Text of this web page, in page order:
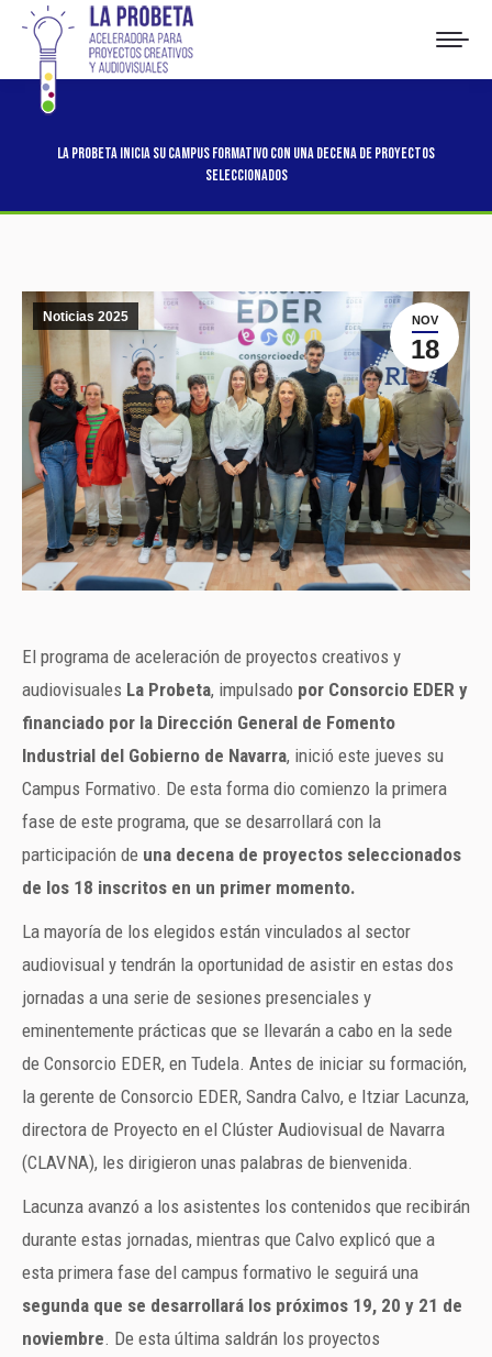
La probeta inicia su Campus Formativo con una decena de proyectos
seleccionados
NOV
18
Noticias 2025
El programa de aceleración de proyectos creativos y
audiovisuales La Probeta, impulsado por Consorcio EDER y
financiado por la Dirección General de Fomento
Industrial del Gobierno de Navarra, inició este jueves su
Campus Formativo. De esta forma dio comienzo la primera
fase de este programa, que se desarrollará con la
participación de una decena de proyectos seleccionados
de los 18 inscritos en un primer momento.
La mayoría de los elegidos están vinculados al sector
audiovisual y tendrán la oportunidad de asistir en estas dos
jornadas a una serie de sesiones presenciales y
eminentemente prácticas que se llevarán a cabo en la sede
de Consorcio EDER, en Tudela. Antes de iniciar su formación,
la gerente de Consorcio EDER, Sandra Calvo, e Itziar Lacunza,
directora de Proyecto en el Clúster Audiovisual de Navarra
(CLAVNA), les dirigieron unas palabras de bienvenida.
Lacunza avanzó a los asistentes los contenidos que recibirán
durante estas jornadas, mientras que Calvo explicó que a
esta primera fase del campus formativo le seguirá una
segunda que se desarrollará los próximos 19, 20 y 21 de
noviembre. De esta última saldrán los proyectos